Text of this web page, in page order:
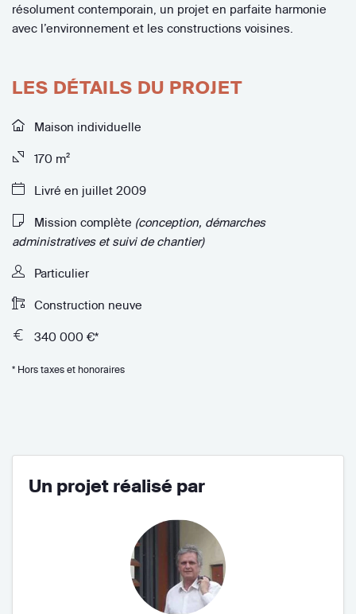
résolument contemporain, un projet en parfaite harmonie
avec l’environnement et les constructions voisines.
LES DÉTAILS DU PROJET
Maison individuelle
170 m²
Livré en juillet 2009
Mission complète (conception, démarches
administratives et suivi de chantier)
Particulier
Construction neuve
340 000 €*
* Hors taxes et honoraires
Un projet réalisé par